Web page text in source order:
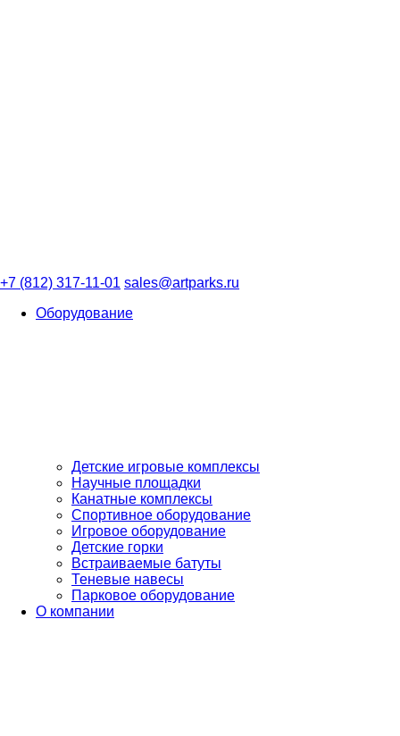
+7 (812) 317-11-01 sales@artparks.ru
Оборудование
Детские игровые комплексы
Научные площадки
Канатные комплексы
Спортивное оборудование
Игровое оборудование
Детские горки
Встраиваемые батуты
Теневые навесы
Парковое оборудование
О компании